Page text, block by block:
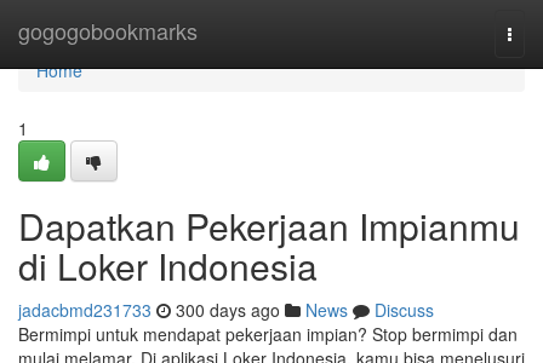
gogogobookmarks
Home
Home
1
Dapatkan Pekerjaan Impianmu
di Loker Indonesia
jadacbmd231733 300 days ago News
Discuss
Bermimpi untuk mendapat pekerjaan impian? Stop bermimpi dan
mulai melamar. Di aplikasi Loker Indonesia, kamu bisa menelusuri